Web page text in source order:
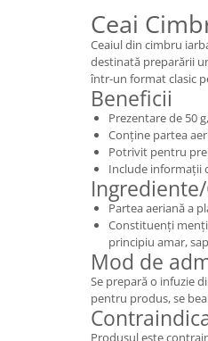
Ceai
Ceaiul din cimbru
destinată preparării
într-un format clasic
Beneficii
Prezentare de 50
Conține partea
Potrivit pentru
Include informații
Partea aeriană a
Constituenți
principiu amar,
Mod de
Se prepară o infuzie
pentru produs, se
Produsul este